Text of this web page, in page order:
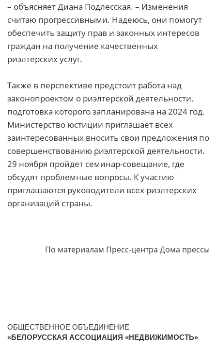
– объясняет Диана Подлесская. – Изменения
считаю прогрессивными. Надеюсь, они помогут
обеспечить защиту прав и законных интересов
граждан на получение качественных
риэлтерских услуг.
Также в перспективе предстоит работа над
законопроектом о риэлтерской деятельности,
подготовка которого запланирована на 2024 год.
Министерство юстиции приглашает всех
заинтересованных вносить свои предложения по
совершенствованию риэлтерской деятельности.
29 ноября пройдет семинар-совещание, где
обсудят проблемные вопросы. К участию
приглашаются руководители всех риэлтерских
организаций страны.
По материалам Пресс-центра Дома прессы
ОБЩЕСТВЕННОЕ ОБЪЕДИНЕНИЕ
«БЕЛОРУССКАЯ АССОЦИАЦИЯ «НЕДВИЖИМОСТЬ»